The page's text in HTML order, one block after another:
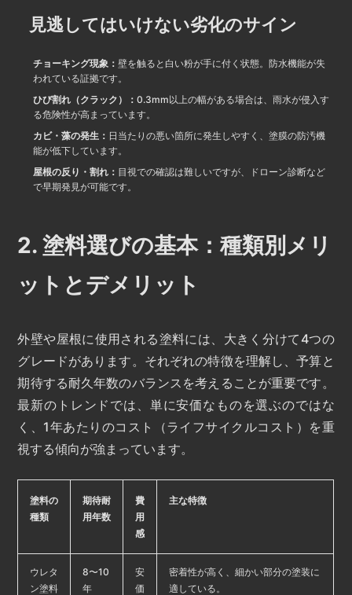
見逃してはいけない劣化のサイン
チョーキング現象：壁を触ると白い粉が手に付く状態。防水機能が失
われている証拠です。
ひび割れ（クラック）：0.3mm以上の幅がある場合は、雨水が侵入す
る危険性が高まっています。
カビ・藻の発生： 日当たりの悪い箇所に発生しやすく、塗膜の防汚機
能が低下しています。
屋根の反り・割れ： 目視での確認は難しいですが、ドローン診断など
で早期発見が可能です。
2. 塗料選びの基本：種類別メリ
ットとデメリット
外壁や屋根に使用される塗料には、大きく分けて4つの
グレードがあります。それぞれの特徴を理解し、予算と
期待する耐久年数のバランスを考えることが重要です。
最新のトレンドでは、単に安価なものを選ぶのではな
く、1年あたりのコスト（ライフサイクルコスト）を重
視する傾向が強まっています。
塗料の
種類
期待耐
用年数
費
用
感
主な特徴
ウレタ
ン塗料
8〜10
年
安
価
密着性が高く、細かい部分の塗装に
適している。